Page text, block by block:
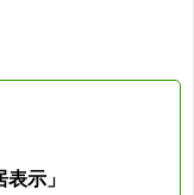
示」